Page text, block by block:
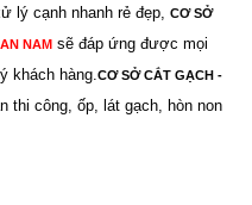
lý cạnh nhanh rẻ đẹp, CƠ SỞ
NAMsẽ đáp ứng được mọi
khách hàng.CƠ SỞ CẮT GẠCH -
thi công, ốp, lát gạch, hòn non